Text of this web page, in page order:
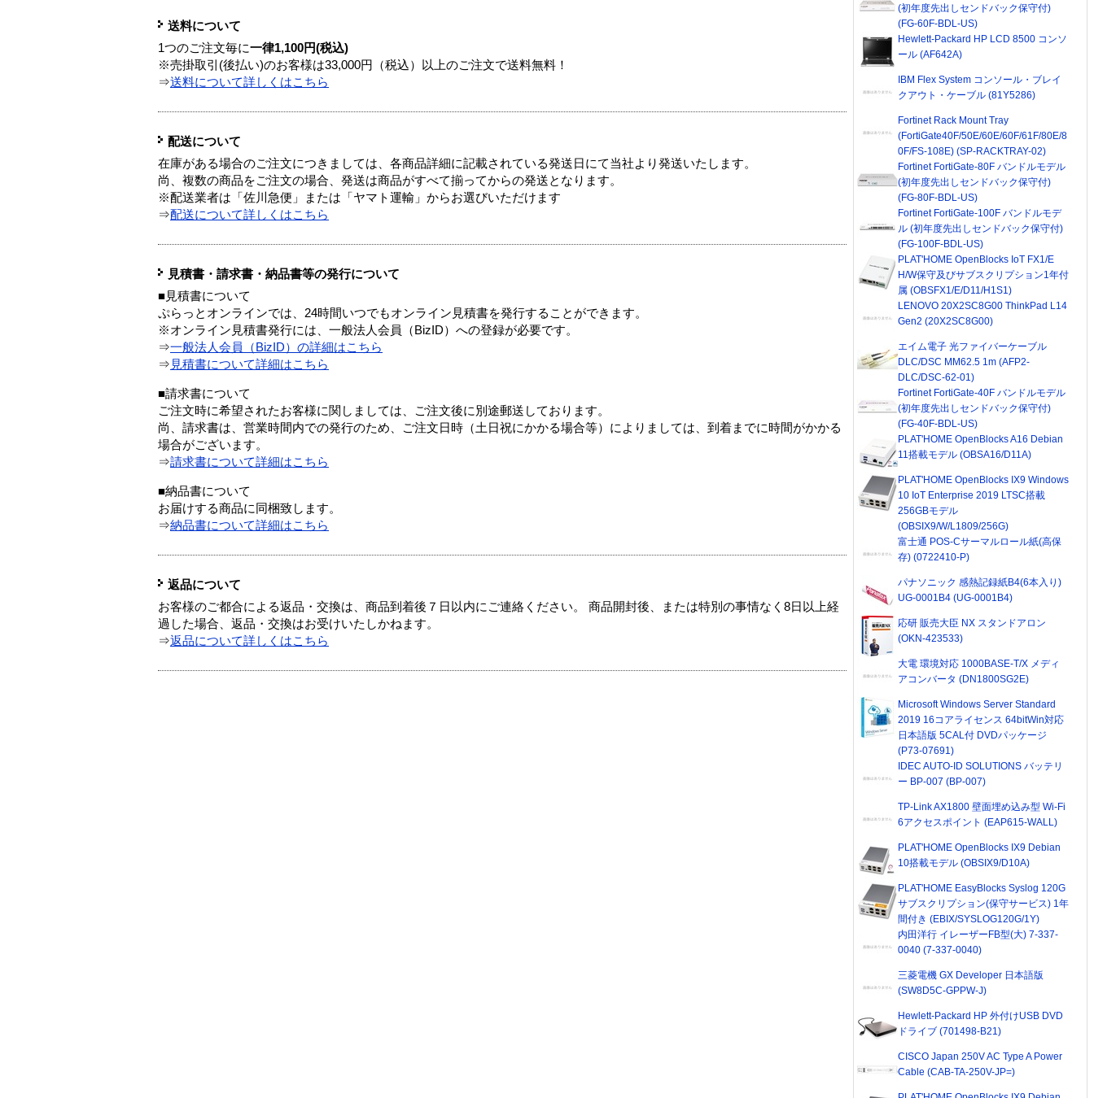
送料について
1つのご注文毎に一律1,100円(税込)
※売掛取引(後払い)のお客様は33,000円（税込）以上のご注文で送料無料！
⇒送料について詳しくはこちら
配送について
在庫がある場合のご注文につきましては、各商品詳細に記載されている発送日にて当社より発送いたします。
尚、複数の商品をご注文の場合、発送は商品がすべて揃ってからの発送となります。
※配送業者は「佐川急便」または「ヤマト運輸」からお選びいただけます
⇒配送について詳しくはこちら
見積書・請求書・納品書等の発行について
■見積書について
ぷらっとオンラインでは、24時間いつでもオンライン見積書を発行することができます。
※オンライン見積書発行には、一般法人会員（BizID）への登録が必要です。
⇒一般法人会員（BizID）の詳細はこちら
⇒ 見積書について詳細はこちら
■請求書について
ご注文時に希望されたお客様に関しましては、ご注文後に別途郵送しております。
尚、請求書は、営業時間内での発行のため、ご注文日時（土日祝にかかる場合等）によりましては、到着までに時間がかかる
場合がございます。
⇒請求書について詳細はこちら
■納品書について
お届けする商品に同梱致します。
⇒納品書について詳細はこちら
返品について
お客様のご都合による返品・交換は、商品到着後７日以内にご連絡ください。 商品開封後、または特別の事情なく8日以上経
過した場合、返品・交換はお受けいたしかねます。
⇒返品について詳しくはこちら
(初年度先出しセンドバック保守付)
(FG-60F-BDL-US)
Hewlett-Packard HP LCD 8500 コンソ
ール (AF642A)
IBM Flex System コンソール・ブレイ
クアウト・ケーブル (81Y5286)
Fortinet Rack Mount Tray
(FortiGate40F/50E/60E/60F/61F/80E/8
0F/FS-108E) (SP-RACKTRAY-02)
Fortinet FortiGate-80F バンドルモデル
(初年度先出しセンドバック保守付)
(FG-80F-BDL-US)
Fortinet FortiGate-100F バンドルモデ
ル (初年度先出しセンドバック保守付)
(FG-100F-BDL-US)
PLAT'HOME OpenBlocks IoT FX1/E
H/W保守及びサブスクリプション1年付
属 (OBSFX1/E/D11/H1S1)
LENOVO 20X2SC8G00 ThinkPad L14
Gen2 (20X2SC8G00)
エイム電子 光ファイバーケーブル
DLC/DSC MM62.5 1m (AFP2-
DLC/DSC-62-01)
Fortinet FortiGate-40F バンドルモデル
(初年度先出しセンドバック保守付)
(FG-40F-BDL-US)
PLAT'HOME OpenBlocks A16 Debian
11搭載モデル (OBSA16/D11A)
PLAT'HOME OpenBlocks IX9 Windows
10 IoT Enterprise 2019 LTSC搭載
256GBモデル
(OBSIX9/W/L1809/256G)
富士通 POS-Cサーマルロール紙(高保
存) (0722410-P)
パナソニック 感熱記録紙B4(6本入り)
UG-0001B4 (UG-0001B4)
応研 販売大臣 NX スタンドアロン
(OKN-423533)
大電 環境対応 1000BASE-T/X メディ
アコンバータ (DN1800SG2E)
Microsoft Windows Server Standard
2019 16コアライセンス 64bitWin対応
日本語版 5CAL付 DVDパッケージ
(P73-07691)
IDEC AUTO-ID SOLUTIONS バッテリ
ー BP-007 (BP-007)
TP-Link AX1800 壁面埋め込み型 Wi-Fi
6アクセスポイント (EAP615-WALL)
PLAT'HOME OpenBlocks IX9 Debian
10搭載モデル (OBSIX9/D10A)
PLAT'HOME EasyBlocks Syslog 120G
サブスクリプション(保守サービス) 1年
間付き (EBIX/SYSLOG120G/1Y)
内田洋行 イレーザーFB型(大) 7-337-
0040 (7-337-0040)
三菱電機 GX Developer 日本語版
(SW8D5C-GPPW-J)
Hewlett-Packard HP 外付けUSB DVD
ドライブ (701498-B21)
CISCO Japan 250V AC Type A Power
Cable (CAB-TA-250V-JP=)